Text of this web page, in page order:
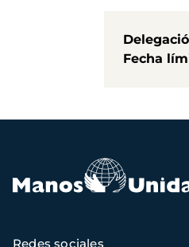
Fecha
Redes sociales